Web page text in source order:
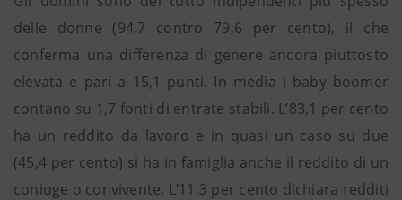
delle donne (94,7 contro 79,6 per cento), il che
conferma una differenza di genere ancora piuttosto
elevata e pari a 15,1 punti. In media i baby boomer
contano su 1,7 fonti di entrate stabili. L’83,1 per cento
ha un reddito da lavoro e in quasi un caso su due
(45,4 per cento) si ha in famiglia anche il reddito di un
coniuge o convivente. L’11,3 per cento dichiara redditi